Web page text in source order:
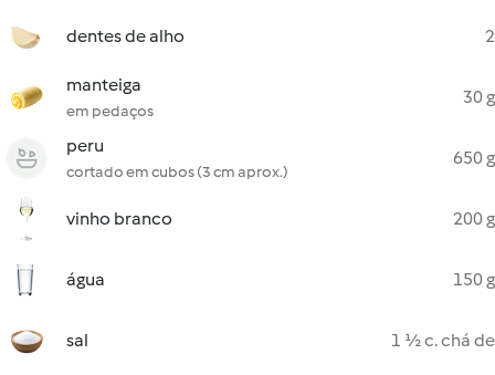
dentes de alho 2
manteiga
em pedaços
30 g
peru
cortado em cubos (3 cm aprox.)
650 g
vinho branco 200 g
água 150 g
sal 1 ½ c. chá de